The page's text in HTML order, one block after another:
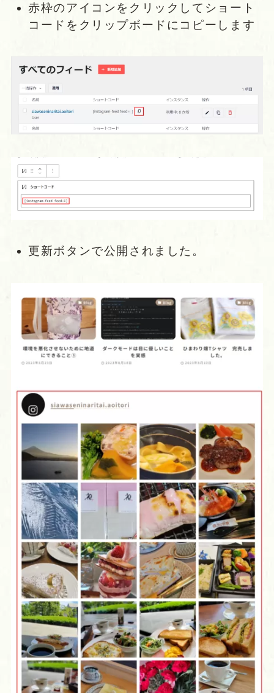
赤枠のアイコンをクリックしてショート
コードをクリップボードにコピーします
更新ボタンで公開されました。